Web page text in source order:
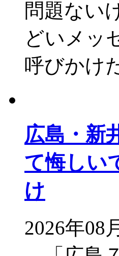
問題ない
どいメッ
呼びかけ
広島・新
て悔しい
け
2026年08